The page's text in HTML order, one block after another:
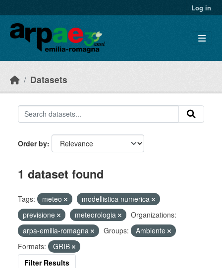
Log in
Datasets
Order by
1 dataset found
Tags: meteo
modellistica numerica
previsione
meteorologia
Organizations:
arpa-emilia-romagna
Groups:
Ambiente
Formats:
GRIB
Filter Results